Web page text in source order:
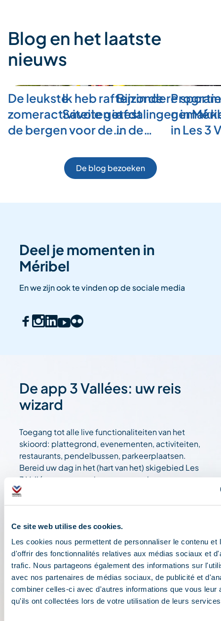
Ce site web utilise des cookies.
Les cookies nous permettent de personnaliser le contenu et
d'offrir des fonctionnalités relatives aux médias sociaux et
trafic. Nous partageons également des informations sur
avec nos partenaires de médias sociaux, de publicité et
combiner celles-ci avec d'autres informations que vous leur
qu'ils ont collectées lors de votre utilisation de leurs
Blog en het laatste
nieuws
De leukste
zomeractiviteiten in
de bergen voor de…
Ik heb raften in de
Savoie getest
Bijzondere
afdalingen in
in de…
in Les 3
De blog bezoeken
Deel je momenten in
Méribel
En we zijn ook te vinden op de sociale media
De app 3 Vallées: uw reis
wizard
Toegang tot alle live functionaliteiten van het
skioord: plattegrond, evenementen, activiteiten,
restaurants, pendelbussen, parkeerplaatsen.
Bereid uw dag in het (hart van het) skigebied Les
3 Vallées voor: openingsvoorwaarden,
weersvooruitzichten, webcams, skipassen....